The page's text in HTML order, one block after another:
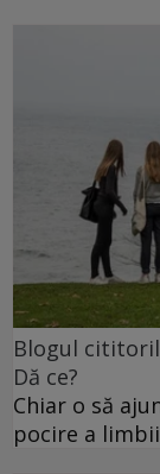
Blogul
Dă ce?
Chiar o să
pocire a